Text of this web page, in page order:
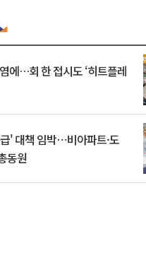
에…회 한 접시도 ‘히트플레
' 대책 임박⋯비아파트·도
동원